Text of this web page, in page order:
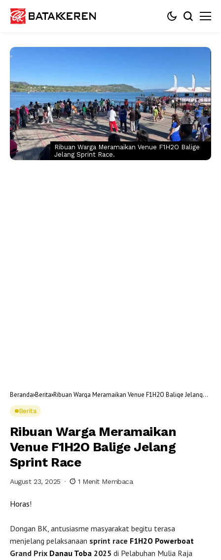
Ribuan Warga Meramaikan Venue F1H2O Balige
Jelang Sprint Race.
Beranda Berita Ribuan Warga Meramaikan Venue F1H2O Balige Jelang
Berita
Ribuan Warga Meramaikan
Venue F1H2O Balige Jelang
Sprint Race
August 23, 2025 1 Menit Membaca
Horas!
Dongan BK, antusiasme masyarakat begitu terasa
menjelang pelaksanaan sprint race F1H2O Powerboat
Grand Prix Danau Toba 2025 di Pelabuhan Mulia Raja